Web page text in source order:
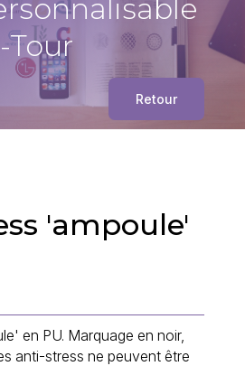
Tour
Retour
'ampoule'
en PU. Marquage en noir,
anti-stress ne peuvent être